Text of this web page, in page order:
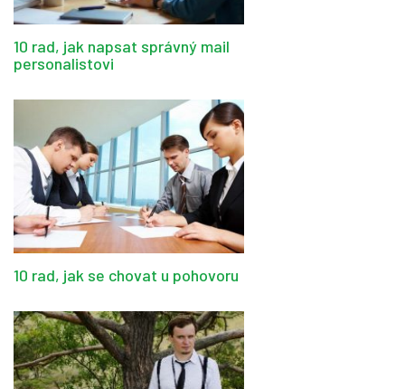
10 rad, jak napsat správný mail
personalistovi
10 rad, jak se chovat u pohovoru